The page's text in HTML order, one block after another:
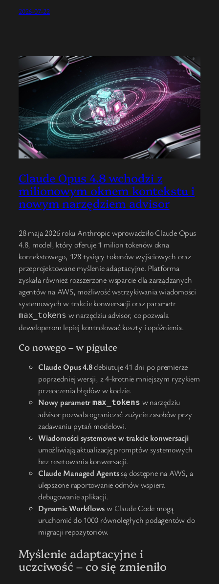
2026-07-22
Claude Opus 4.8 wchodzi z
milionowym oknem kontekstu i
nowym narzędziem advisor
28 maja 2026 roku Anthropic wprowadziło Claude Opus
4.8, model, który oferuje 1 milion tokenów okna
kontekstowego, 128 tysięcy tokenów wyjściowych oraz
przeprojektowane myślenie adaptacyjne. Platforma
zyskała również rozszerzone wsparcie dla zarządzanych
agentów na AWS, możliwość wstrzykiwania wiadomości
systemowych w trakcie konwersacji oraz parametr
max_tokens w narzędziu advisor, co pozwala
deweloperom lepiej kontrolować koszty i opóźnienia.
Co nowego – w pigułce
Claude Opus 4.8debiutuje 41 dni po premierze
poprzedniej wersji, z 4-krotnie mniejszym ryzykiem
przeoczenia błędów w kodzie.
Nowy parametr max_tokens w narzędziu
advisor pozwala ograniczać zużycie zasobów przy
zadawaniu pytań modelowi.
Wiadomości systemowe w trakcie konwersacji
umożliwiają aktualizację promptów systemowych
bez resetowania konwersacji.
Claude Managed Agentssą dostępne na AWS, a
ulepszone raportowanie odmów wspiera
debugowanie aplikacji.
Dynamic Workflowsw Claude Code mogą
uruchomić do 1000 równoległych podagentów do
migracji repozytoriów.
Myślenie adaptacyjne i
uczciwość – co się zmieniło